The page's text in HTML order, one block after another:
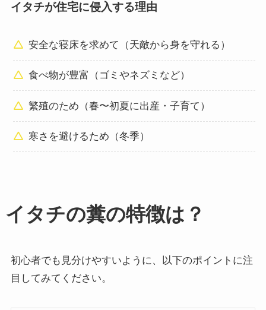
イタチが住宅に侵入する理由
安全な寝床を求めて（天敵から身を守れる）
食べ物が豊富（ゴミやネズミなど）
繁殖のため（春〜初夏に出産・子育て）
寒さを避けるため（冬季）
イタチの糞の特徴は？
初心者でも見分けやすいように、以下のポイントに注
目してみてください。